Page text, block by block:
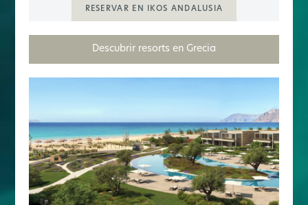
RESERVAR EN IKOS ANDALUSIA
Descubrir resorts en Grecia